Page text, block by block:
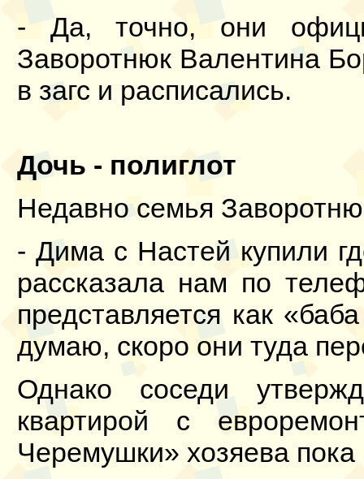
- Да, точно, они
Заворотнюк Валентина
в загс и расписались.
Дочь - полиглот
Недавно семья
- Дима с Настей купили
рассказала нам по
представляется как
думаю, скоро они туда
Однако соседи
квартирой с
Черемушки» хозяева